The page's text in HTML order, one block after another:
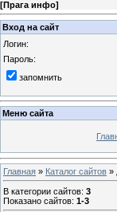
[Прага инфо]
Вход на сайт
Логин:
Пароль:
запомнить
Меню сайта
Главная » Каталог сайтов »
В категории сайтов: 3
Показано сайтов: 1-3